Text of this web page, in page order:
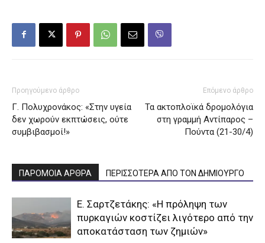
Προηγούμενο άρθρο
Γ. Πολυχρονάκος: «Στην υγεία
δεν χωρούν εκπτώσεις, ούτε
συμβιβασμοί!»
Επόμενο άρθρο
Τα ακτοπλοϊκά δρομολόγια
στη γραμμή Αντίπαρος –
Πούντα (21-30/4)
ΠΑΡΟΜΟΙΑ ΑΡΘΡΑ ΠΕΡΙΣΣΟΤΕΡΑ ΑΠΟ ΤΟΝ ΔΗΜΙΟΥΡΓΟ
Ε. Σαρτζετάκης: «Η πρόληψη των
πυρκαγιών κοστίζει λιγότερο από την
αποκατάσταση των ζημιών»